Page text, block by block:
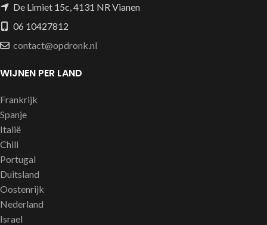
De Limiet 15c, 4131 NR Vianen
06 10427812
contact@opdronk.nl
WIJNEN PER LAND
Frankrijk
Spanje
Italië
Chili
Portugal
Duitsland
Oostenrijk
Nederland
Israel